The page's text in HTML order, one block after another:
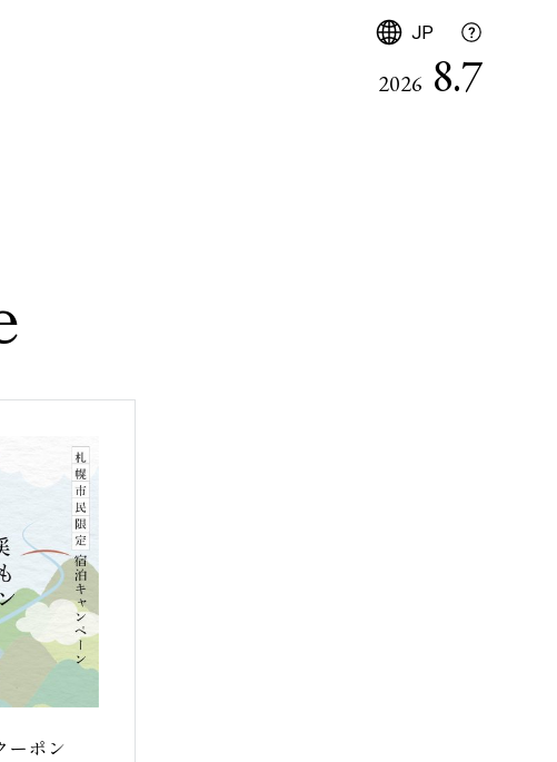
JP日本語
2026 8.7
ーポン